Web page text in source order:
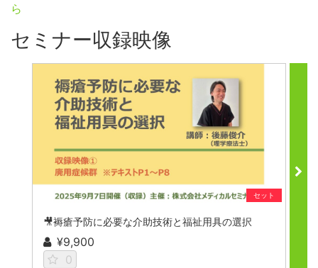
ら
セミナー収録映像
セット
🎥褥瘡予防に必要な介助技術と福祉用具の選択
¥9,900
0